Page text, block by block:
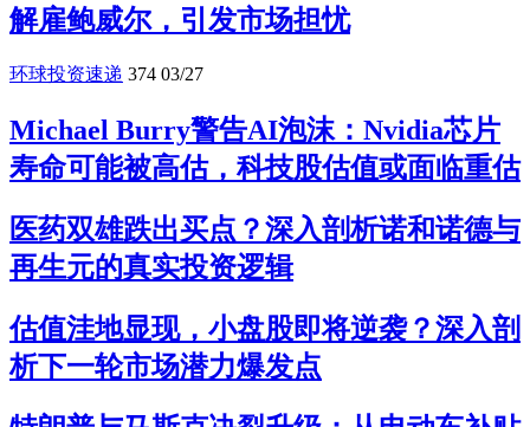
解雇鲍威尔，引发市场担忧
环球投资速递 374 03/27
Michael Burry警告AI泡沫：Nvidia芯片
寿命可能被高估，科技股估值或面临重估
医药双雄跌出买点？深入剖析诺和诺德与
再生元的真实投资逻辑
估值洼地显现，小盘股即将逆袭？深入剖
析下一轮市场潜力爆发点